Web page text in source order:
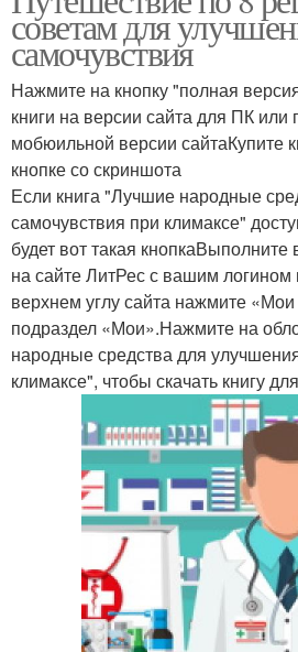
советам для
самочувствия
Нажмите на кнопку "полная
книги на версии сайта для ПК или
мобюильной версии сайтаКупите
кнопке со скриншота
Если книга "Лучшие народные
самочувствия при климаксе"
будет вот такая
на сайте ЛитРес с вашим
верхнем углу сайта нажмите
подраздел «Мои».Нажмите на
народные средства для
климаксе", чтобы скачать книгу